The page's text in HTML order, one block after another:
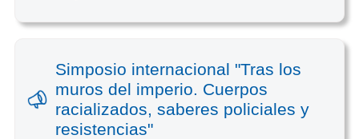
Simposio internacional "Tras los
muros del imperio. Cuerpos
racializados, saberes policiales y
resistencias"